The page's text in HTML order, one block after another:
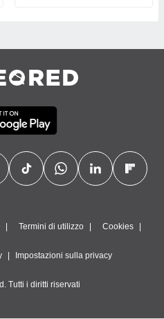
Termini di utilizzo Cookies
Impostazioni sulla privacy
Tutti i diritti riservati